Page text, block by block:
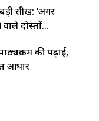
सीख: ‘अगर
दोस्तों...
की पढ़ाई,
आधार